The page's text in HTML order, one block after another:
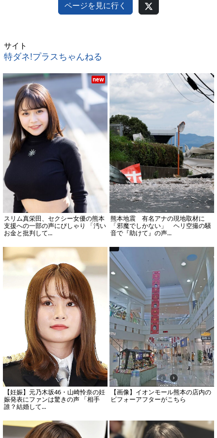
ページを見に行く
サイト
特ダネ!プラスちゃんねる
new
スリム真栄田、セクシー女優の熊本
支援への一部の声にぴしゃり 「汚い
お金と批判して...
熊本地震 有名アナの現地取材に
「邪魔でしかない」 ヘリ空撮の騒
音で『助けて』の声...
【妊娠】元乃木坂46・山崎怜奈の妊
娠発表にファンは驚きの声 「相手
誰？結婚して...
【画像】イオンモール熊本の店内の
ビフォーアフターがこちら